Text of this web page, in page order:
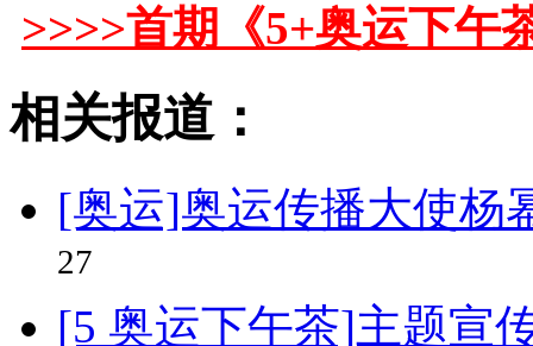
>>>>首期《5+奥运下
相关报道：
[奥运]奥运传播大使杨
27
[5 奥运下午茶]主题宣